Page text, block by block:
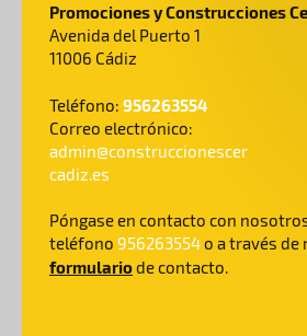
Promociones y Construcciones
Avenida del Puerto 1
11006 Cádiz
Teléfono: 956263554
Correo electrónico:
admin@construccionescer
cadiz.es
Póngase en contacto con
teléfono 956263554o a través de
formulariode contacto.